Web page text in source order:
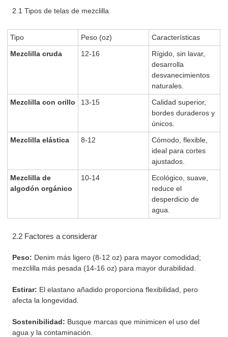
2.1 Tipos de telas de mezclilla
Tipo Peso (oz)
Características
Mezclilla cruda
12-16
Rígido, sin lavar,
desarrolla
desvanecimientos
naturales.
Mezclilla con orillo
13-15
Calidad superior,
bordes duraderos y
únicos.
Mezclilla elástica
8-12
Cómodo, flexible,
ideal para cortes
ajustados.
Mezclilla de
algodón orgánico
10-14
Ecológico, suave,
reduce el
desperdicio de
agua.
2.2 Factores a considerar
Peso: Denim más ligero (8-12 oz) para mayor comodidad;
mezclilla más pesada (14-16 oz) para mayor durabilidad.
Estirar: El elastano añadido proporciona flexibilidad, pero
afecta la longevidad.
Sostenibilidad: Busque marcas que minimicen el uso del
agua y la contaminación.